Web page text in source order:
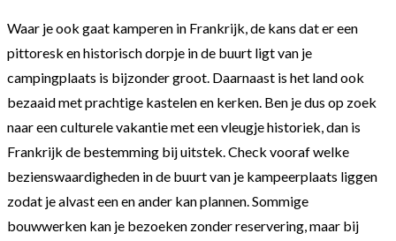
Waar je ook gaat kamperen in Frankrijk, de kans dat er een
pittoresk en historisch dorpje in de buurt ligt van je
campingplaats is bijzonder groot. Daarnaast is het land ook
bezaaid met prachtige kastelen en kerken. Ben je dus op zoek
naar een culturele vakantie met een vleugje historiek, dan is
Frankrijk de bestemming bij uitstek. Check vooraf welke
bezienswaardigheden in de buurt van je kampeerplaats liggen
zodat je alvast een en ander kan plannen. Sommige
bouwwerken kan je bezoeken zonder reservering, maar bij